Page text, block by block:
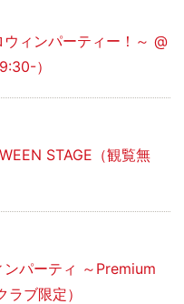
ウィンパーティー！～ @
）
STAGE（観覧無
パーティ ～Premium
ブ限定）